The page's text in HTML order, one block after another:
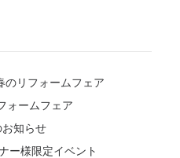
のリフォームフェア
ォームフェア
知らせ
ー様限定イベント